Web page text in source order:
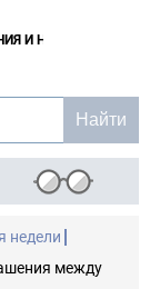
И НАУКИ
недели
между